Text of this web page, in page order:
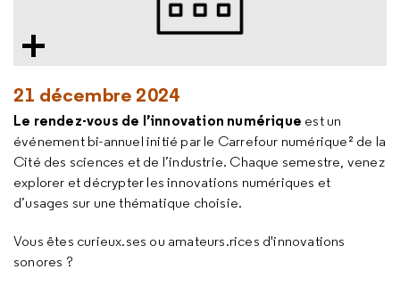
21 décembre 2024
Le rendez-vous de l’innovation numérique est un
événement bi-annuel initié par le Carrefour numérique² de la
Cité des sciences et de l’industrie. Chaque semestre, venez
explorer et décrypter les innovations numériques et
d’usages sur une thématique choisie.
Vous êtes curieux.ses ou amateurs.rices d'innovations
sonores ?